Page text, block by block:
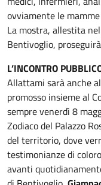
ovviamente le
La mostra, allestita nel
Bentivoglio,
L’INCONTRO
Allattami sarà anche
promosso insieme al
sempre venerdì 8
Zodiaco del Palazzo
del territorio, dove
testimonianze di
avanti